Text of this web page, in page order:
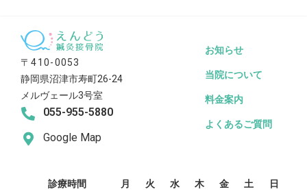
〒410-0053
静岡県沼津市寿町26-24
メルヴェール3号室
055-955-5880
Google Map
お知らせ
当院について
料金案内
よくあるご質問
診療時間 月 火 水 木 金 土
日